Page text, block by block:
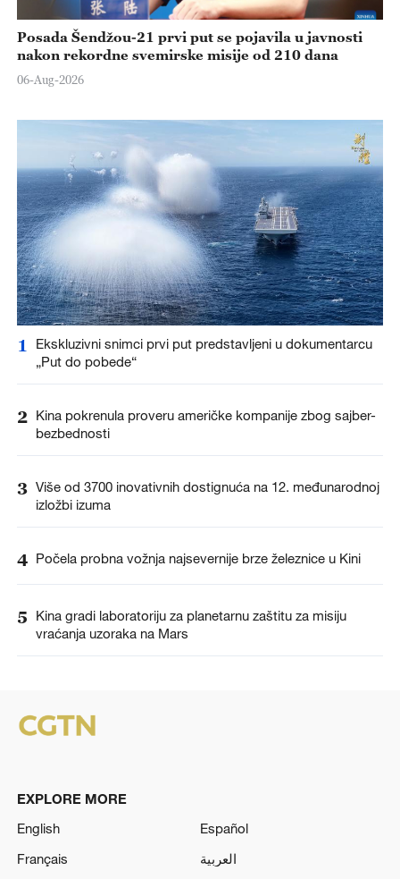
Posada Šendžou-21 prvi put se pojavila u javnosti
nakon rekordne svemirske misije od 210 dana
06-Aug-2026
1
Ekskluzivni snimci prvi put predstavljeni u dokumentarcu
„Put do pobede“
2 Kina pokrenula proveru američke kompanije zbog sajber-
bezbednosti
3 Više od 3700 inovativnih dostignuća na 12. međunarodnoj
izložbi izuma
4 Počela probna vožnja najsevernije brze železnice u Kini
5
Kina gradi laboratoriju za planetarnu zaštitu za misiju
vraćanja uzoraka na Mars
EXPLORE MORE
English
Español
Français
العربية